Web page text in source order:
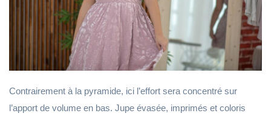
Contrairement à la pyramide, ici l’effort sera concentré sur
l’apport de volume en bas. Jupe évasée, imprimés et coloris